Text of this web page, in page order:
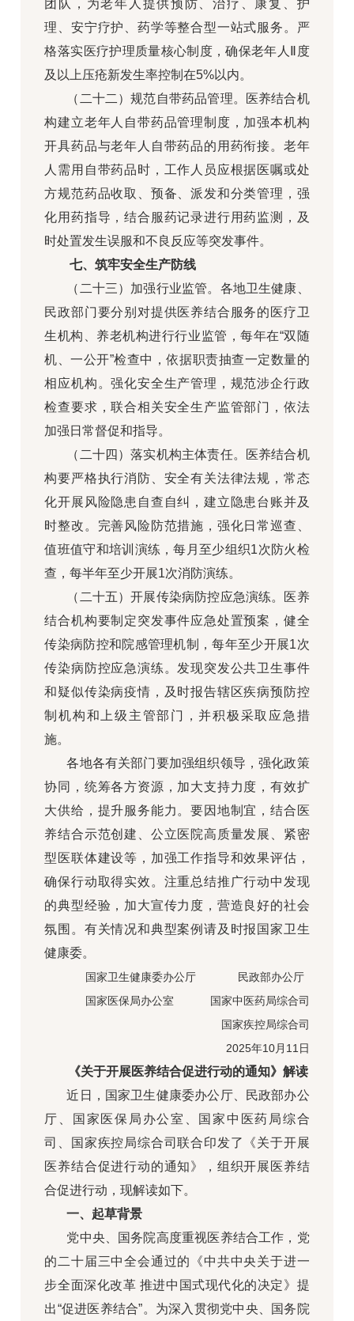
团队，为老年人提供预防、治疗、康复、护
理、安宁疗护、药学等整合型一站式服务。严
格落实医疗护理质量核心制度，确保老年人Ⅱ度
及以上压疮新发生率控制在5%以内。
（二十二）规范自带药品管理。医养结合机
构建立老年人自带药品管理制度，加强本机构
开具药品与老年人自带药品的用药衔接。老年
人需用自带药品时，工作人员应根据医嘱或处
方规范药品收取、预备、派发和分类管理，强
化用药指导，结合服药记录进行用药监测，及
时处置发生误服和不良反应等突发事件。
七、筑牢安全生产防线
（二十三）加强行业监管。各地卫生健康、
民政部门要分别对提供医养结合服务的医疗卫
生机构、养老机构进行行业监管，每年在“双随
机、一公开”检查中，依据职责抽查一定数量的
相应机构。强化安全生产管理，规范涉企行政
检查要求，联合相关安全生产监管部门，依法
加强日常督促和指导。
（二十四）落实机构主体责任。医养结合机
构要严格执行消防、安全有关法律法规，常态
化开展风险隐患自查自纠，建立隐患台账并及
时整改。完善风险防范措施，强化日常巡查、
值班值守和培训演练，每月至少组织1次防火检
查，每半年至少开展1次消防演练。
（二十五）开展传染病防控应急演练。医养
结合机构要制定突发事件应急处置预案，健全
传染病防控和院感管理机制，每年至少开展1次
传染病防控应急演练。发现突发公共卫生事件
和疑似传染病疫情，及时报告辖区疾病预防控
制机构和上级主管部门，并积极采取应急措
施。
各地各有关部门要加强组织领导，强化政策
协同，统筹各方资源，加大支持力度，有效扩
大供给，提升服务能力。要因地制宜，结合医
养结合示范创建、公立医院高质量发展、紧密
型医联体建设等，加强工作指导和效果评估，
确保行动取得实效。注重总结推广行动中发现
的典型经验，加大宣传力度，营造良好的社会
氛围。有关情况和典型案例请及时报国家卫生
健康委。
国家卫生健康委办公厅 民政部办公厅
国家医保局办公室 国家中医药局综合司
国家疾控局综合司
2025年10月11日
《关于开展医养结合促进行动的通知》解读
近日，国家卫生健康委办公厅、民政部办公
厅、国家医保局办公室、国家中医药局综合
司、国家疾控局综合司联合印发了《关于开展
医养结合促进行动的通知》，组织开展医养结
合促进行动，现解读如下。
一、起草背景
党中央、国务院高度重视医养结合工作，党
的二十届三中全会通过的《中共中央关于进一
步全面深化改革 推进中国式现代化的决定》提
出“促进医养结合”。为深入贯彻党中央、国务院